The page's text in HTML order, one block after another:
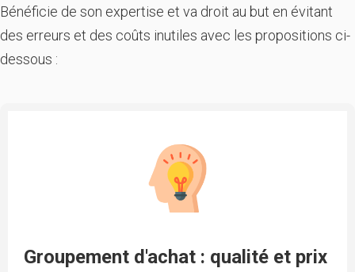
Bénéficie de son expertise et va droit au but en évitant
des erreurs et des coûts inutiles avec les propositions ci-
dessous :
Groupement d'achat : qualité et prix